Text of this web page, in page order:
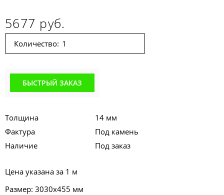
5677 руб.
Количество:
БЫСТРЫЙ ЗАКАЗ
Толщина
14 мм
Фактура
Под камень
Наличие
Под заказ
Цена указана за 1 м
Размер: 3030х455 мм